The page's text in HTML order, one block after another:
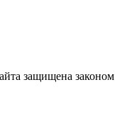
защищена законом